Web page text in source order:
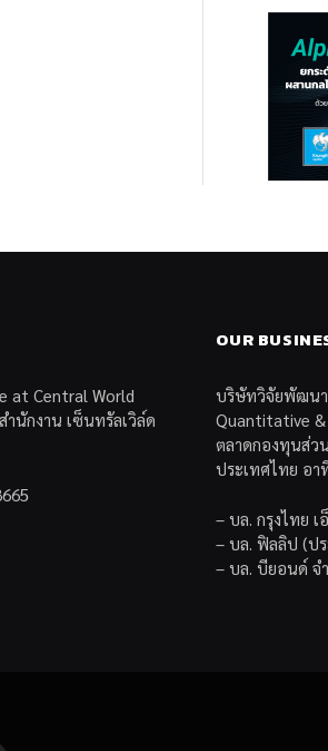
at Central World
นักงาน เซ็นทรัลเวิล์ด
OUR
บริษัทวิจัยพัฒนา
Quantitative
ตลาดกองทุนส่ว
ประเทศไทย อา
– บล. กรุงไทย เ
– บล. ฟิลลิป (ป
– บล. บียอนด์ จ